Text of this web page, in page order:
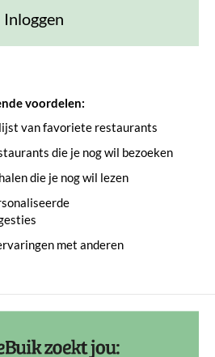
Inloggen
voordelen:
van favoriete restaurants
die je nog wil bezoeken
die je nog wil lezen
met anderen